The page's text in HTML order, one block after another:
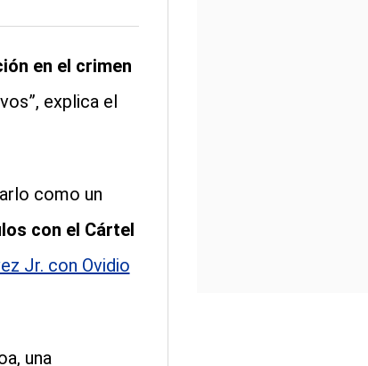
en el crimen
explica el
como un
con el Cártel
Jr. con Ovidio
una